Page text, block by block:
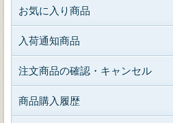
お気に入り商品
入荷通知商品
注文商品の確認・キャンセル
商品購入履歴